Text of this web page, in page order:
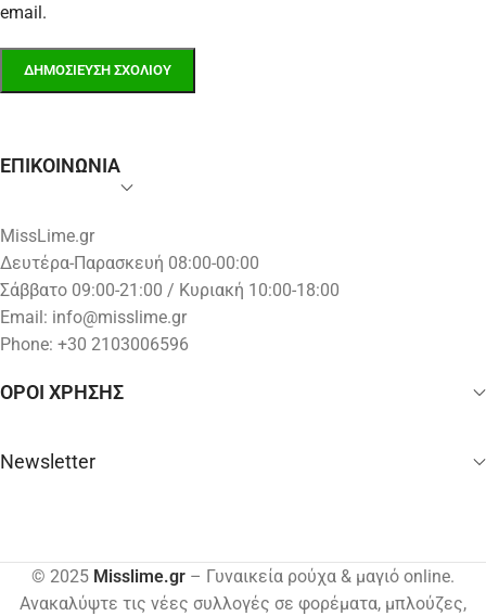
email.
ΕΠΙΚΟΙΝΩΝΙΑ
MissLime.gr
Δευτέρα-Παρασκευή 08:00-00:00
Σάββατο 09:00-21:00 / Κυριακή 10:00-18:00
Email: info@misslime.gr
Phone: +30 2103006596
ΟΡΟΙ ΧΡΗΣΗΣ
Newsletter
© 2025 Misslime.gr – Γυναικεία ρούχα & μαγιό online.
Ανακαλύψτε τις νέες συλλογές σε φορέματα, μπλούζες,